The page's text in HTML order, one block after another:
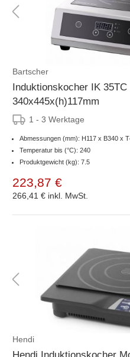
Bartscher
Induktionskocher IK
340x445x(h)117mm
1 - 3 Werktage
Abmessungen (mm): H117 x B340 x
Temperatur bis (°C): 240
Produktgewicht (kg): 7.5
223,87 €
266,41 € inkl. MwSt.
Hendi